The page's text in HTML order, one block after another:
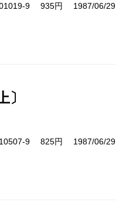
9 935円 1987/06/29
〕
9 825円 1987/06/29